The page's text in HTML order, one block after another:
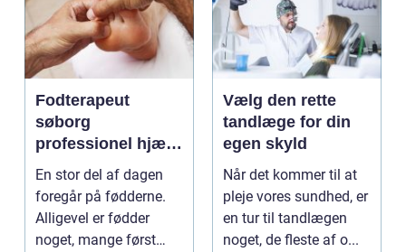
Fodterapeut
søborg
professionel hjælp
til sunde fødder i
hverdagen
En stor del af dagen
foregår på fødderne.
Alligevel er fødder
noget, mange først
Vælg den rette
tandlæge for din
egen skyld
Når det kommer til at
pleje vores sundhed, er
en tur til tandlægen
noget, de fleste af o...